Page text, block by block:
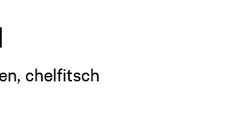
chelfitsch